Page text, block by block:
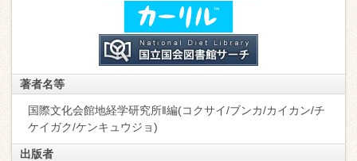
著者名等
国際文化会館地経学研究所‖編(コクサイ/ブンカ/カイカン/チ
ケイガク/ケンキュウジョ)
出版者